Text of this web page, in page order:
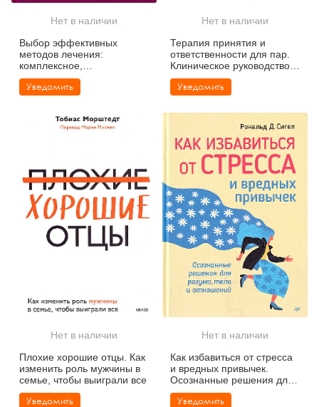
Нет в наличии
Выбор эффективных
методов лечения:
комплексное,
систематическое
руководство по лечению
Уведомить
Нет в наличии
Терапия принятия и
ответственности для пар.
Клиническое руководство
по использованию
осознанности, ценностей и
восстановления
Уведомить
Нет в наличии
Плохие хорошие отцы. Как
изменить роль мужчины в
семье, чтобы выиграли все
Уведомить
Нет в наличии
Как избавиться от стресса
и вредных привычек.
Осознанные решения для
разума, тела и отношений
Уведомить